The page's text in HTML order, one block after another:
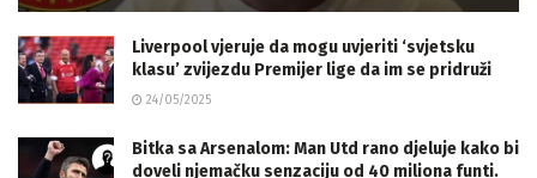
Liverpool vjeruje da mogu uvjeriti ‘svjetsku
klasu’ zvijezdu Premijer lige da im se pridruži
24/05/2025
Bitka sa Arsenalom: Man Utd rano djeluje kako bi
doveli njemačku senzaciju od 40 miliona funti.